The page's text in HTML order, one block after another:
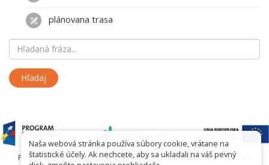
plánovana trasa
Projekt współfinansowany przez Urząd Marszałkowski Województwa
Naša webová stránka používa súbory cookie, vrátane na
štatistické účely. Ak nechcete, aby sa ukladali na váš pevný